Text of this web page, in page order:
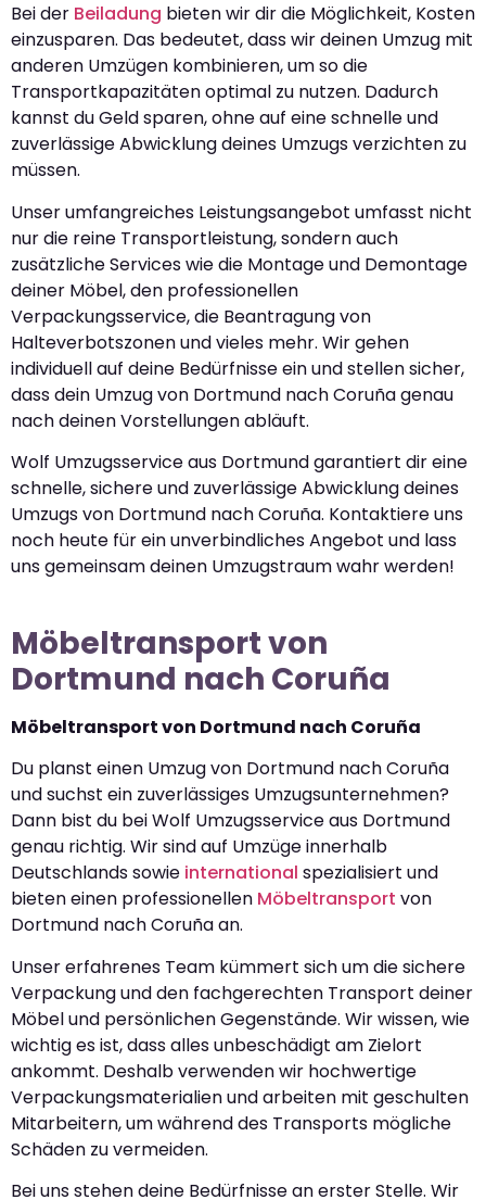
Bei der Beiladung bieten wir dir die Möglichkeit, Kosten
einzusparen. Das bedeutet, dass wir deinen Umzug mit
anderen Umzügen kombinieren, um so die
Transportkapazitäten optimal zu nutzen. Dadurch
kannst du Geld sparen, ohne auf eine schnelle und
zuverlässige Abwicklung deines Umzugs verzichten zu
müssen.
Unser umfangreiches Leistungsangebot umfasst nicht
nur die reine Transportleistung, sondern auch
zusätzliche Services wie die Montage und Demontage
deiner Möbel, den professionellen
Verpackungsservice, die Beantragung von
Halteverbotszonen und vieles mehr. Wir gehen
individuell auf deine Bedürfnisse ein und stellen sicher,
dass dein Umzug von Dortmund nach Coruña genau
nach deinen Vorstellungen abläuft.
Wolf Umzugsservice aus Dortmund garantiert dir eine
schnelle, sichere und zuverlässige Abwicklung deines
Umzugs von Dortmund nach Coruña. Kontaktiere uns
noch heute für ein unverbindliches Angebot und lass
uns gemeinsam deinen Umzugstraum wahr werden!
Möbeltransport von
Dortmund nach Coruña
Möbeltransport von Dortmund nach Coruña
Du planst einen Umzug von Dortmund nach Coruña
und suchst ein zuverlässiges Umzugsunternehmen?
Dann bist du bei Wolf Umzugsservice aus Dortmund
genau richtig. Wir sind auf Umzüge innerhalb
Deutschlands sowie international spezialisiert und
bieten einen professionellen Möbeltransport von
Dortmund nach Coruña an.
Unser erfahrenes Team kümmert sich um die sichere
Verpackung und den fachgerechten Transport deiner
Möbel und persönlichen Gegenstände. Wir wissen, wie
wichtig es ist, dass alles unbeschädigt am Zielort
ankommt. Deshalb verwenden wir hochwertige
Verpackungsmaterialien und arbeiten mit geschulten
Mitarbeitern, um während des Transports mögliche
Schäden zu vermeiden.
Bei uns stehen deine Bedürfnisse an erster Stelle. Wir